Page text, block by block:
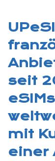
seit
mit
einer